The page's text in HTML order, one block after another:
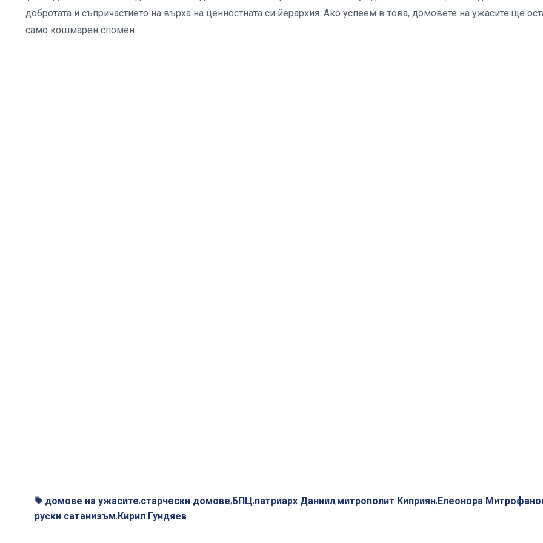
добротата и съпричастието на върха на ценностната си йерархия. Ако успеем в това, домовете на ужасите ще
само кошмарен спомен.
домове на ужасите,старчески домове,БПЦ,патриарх Даниил,митрополит Киприян,Елеонора
руски сатанизъм,Кирил Гундяев